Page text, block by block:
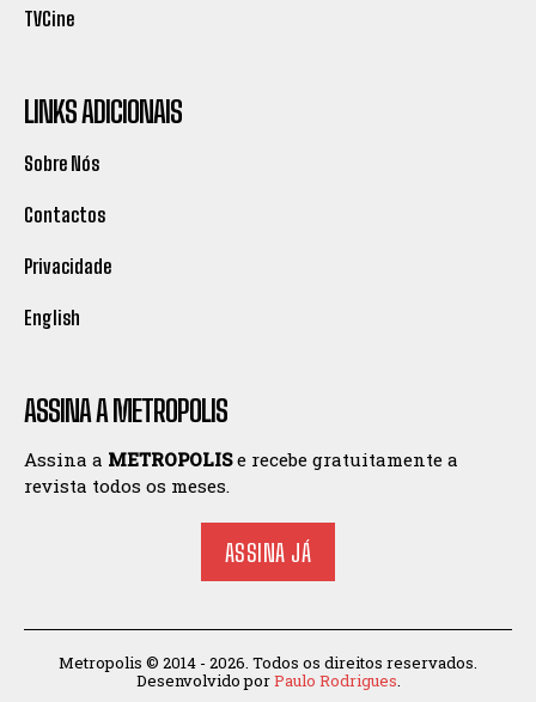
TVCine
LINKS ADICIONAIS
Sobre Nós
Contactos
Privacidade
English
ASSINA A METROPOLIS
Assina a METROPOLISe recebe gratuitamente a
revista todos os meses.
ASSINA JÁ
Metropolis © 2014 - 2026. Todos os direitos reservados.
Desenvolvido porPaulo Rodrigues.